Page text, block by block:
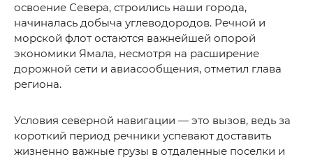
освоение Севера, строились наши города,
начиналась добыча углеводородов. Речной и
морской флот остаются важнейшей опорой
экономики Ямала, несмотря на расширение
дорожной сети и авиасообщения, отметил глава
региона.
Условия северной навигации — это вызов, ведь за
короткий период речники успевают доставить
жизненно важные грузы в отдаленные поселки и